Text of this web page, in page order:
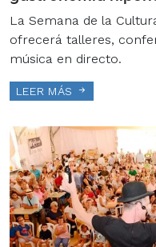
La Semana de la
ofrecerá talleres,
música en directo.
LEER MÁS